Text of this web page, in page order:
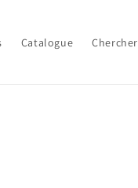
Catalogue Chercher